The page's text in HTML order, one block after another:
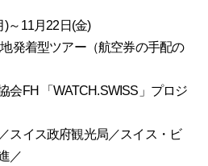
)～11月22日(金)
発着型ツアー（航空券の手配の
会FH 「WATCH.SWISS」プロジ
スイス政府観光局／スイス・ビ
／